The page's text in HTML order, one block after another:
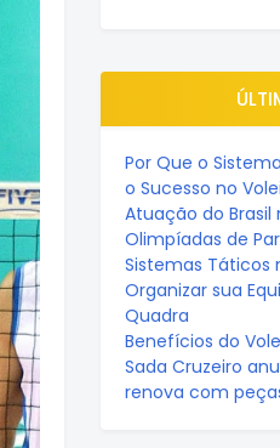
Por Que o
o Sucesso no
Atuação do Brasil
Olimpíadas de
Sistemas Táticos
Organizar sua
Quadra
Benefícios do
Sada Cruzeiro
renova com